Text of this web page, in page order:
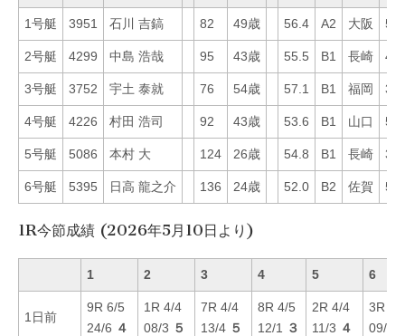
1号艇 3951 石川 吉鎬 82 49歳 56.4 A2 大阪 56
2号艇 4299 中島 浩哉 95 43歳 55.5 B1 長崎 47
3号艇 3752 宇土 泰就 76 54歳 57.1 B1 福岡 36
4号艇 4226 村田 浩司 92 43歳 53.6 B1 山口 53
5号艇 5086 本村 大 124 26歳 54.8 B1 長崎 3
6号艇 5395 日高 龍之介 136 24歳 52.0 B2 佐賀 50
1R今節成績 (2026年5月10日より)
1 2 3 4 5 6
1日前
9R 6/5
24/6 ４
1R 4/4
08/3 ５
7R 4/4
13/4 ５
8R 4/5
12/1
３
2R 4/4
11/3 ４
3R 6/
09/2